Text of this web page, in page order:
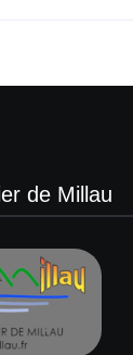
de Millau